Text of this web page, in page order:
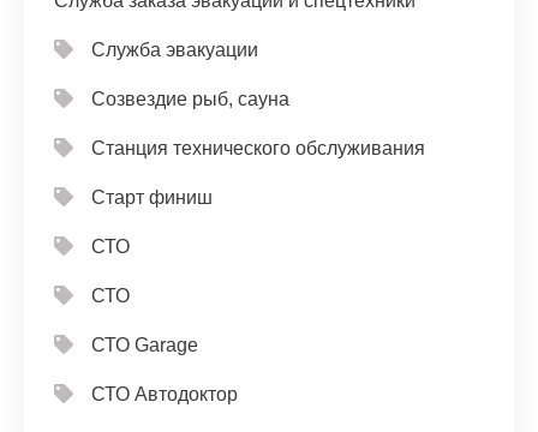
Служба эвакуации
Созвездие рыб, сауна
Станция технического обслуживания
Старт финиш
СТО
СТО
СТО Garage
СТО Автодоктор